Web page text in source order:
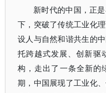
新时代的中国，正
下，突破了传统工业化
设人与自然和谐共生的
托跨越式发展、创新驱
构，走出了一条全新的
期，中国展现了工业化